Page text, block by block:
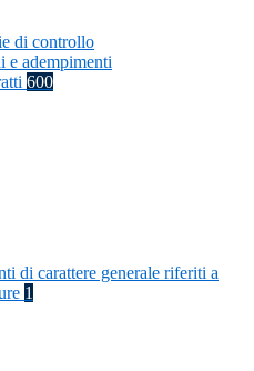
di controllo
e adempimenti
600
di carattere generale riferiti a
1